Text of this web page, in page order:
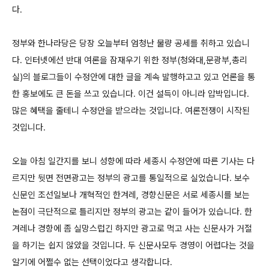
다.
정부와 한나라당은 당장 오늘부터 엄청난 물량 공세를 취하고 있습니
다. 인터넷에선 반대 여론을 잠재우기 위한 정부(청와대,문광부,총리
실)의 블로그들이 수정안에 대한 글을 계속 발행하고고 있고 언론을 통
한 홍보에도 큰 돈을 쓰고 있습니다. 이건 설득이 아니라 압박입니다.
많은 혜택을 줄테니 수정안을 받으라는 것입니다. 여론전쟁이 시작된
것입니다.
오늘 아침 일간지를 보니 성향에 따라 세종시 수정안에 따른 기사는 다
르지만 뒷면 전면광고는 정부의 광고를 통일적으로 실었습니다. 보수
신문인 조선일보나 개혁적인 한겨레, 경향신문은 서로 세종시를 보는
논점이 극단적으로 틀리지만 정부의 광고는 같이 들어가 있습니다. 한
겨레나 경향에 좀 실망스럽긴 하지만 광고로 먹고 사는 신문사가 거절
을 하기는 쉽지 않았을 것입니다. 두 신문사모두 경영이 어렵다는 것을
알기에 어쩔수 없는 선택이었다고 생각합니다.